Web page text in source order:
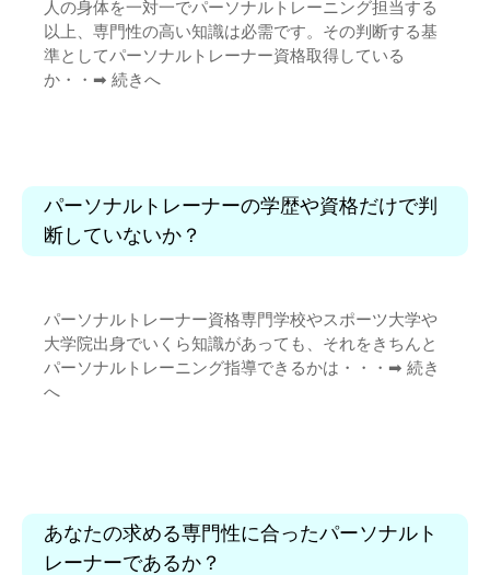
人の身体を一対一でパーソナルトレーニング担当する
以上、専門性の高い知識は必需です。その判断する基
準としてパーソナルトレーナー資格取得している
か・・➡︎ 続きへ
パーソナルトレーナーの学歴や資格だけで判
断していないか？
パーソナルトレーナー資格専門学校やスポーツ大学や
大学院出身でいくら知識があっても、それをきちんと
パーソナルトレーニング指導できるかは・・・➡︎ 続き
へ
あなたの求める専門性に合ったパーソナルト
レーナーであるか？